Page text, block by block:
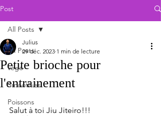
Post
All Posts
végé
Smoothies
Poissons
All Posts
Petite brioche pour
l'entrainement
Julius
29 déc. 2023 1 min de lecture
Salut à toi Jiu Jiteiro!!!